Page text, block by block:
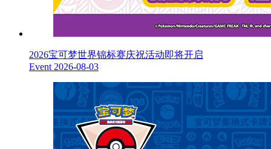
2026宝可梦世界锦标赛庆祝活动即将开启
Event 2026-08-03